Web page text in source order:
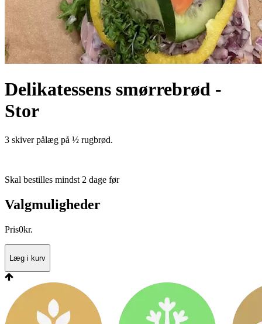
Delikatessens smørrebrød -
Stor
3 skiver pålæg på ½ rugbrød.
Skal bestilles mindst 2 dage før
Valgmuligheder
Pris0kr.
Læg i kurv